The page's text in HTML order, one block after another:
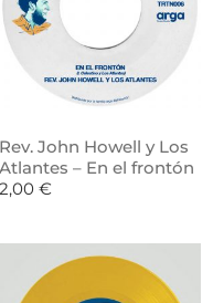
Rev. John Howell y Los
Atlantes – En el frontón
2,00 €